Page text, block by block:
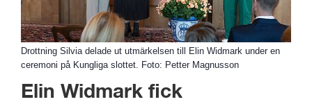
Drottning Silvia delade ut utmärkelsen till Elin Widmark under en
ceremoni på Kungliga slottet. Foto: Petter Magnusson
Elin Widmark fick